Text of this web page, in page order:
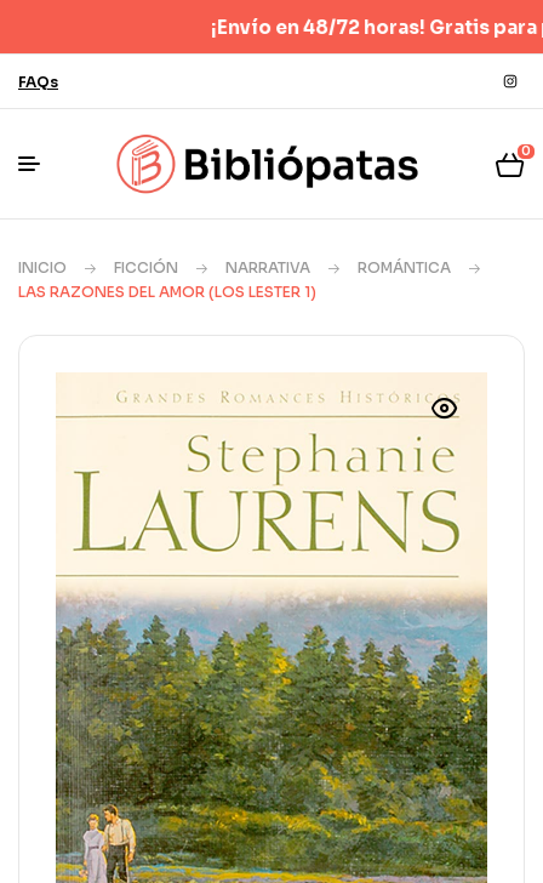
¡Envío en 48/72 horas! Gratis para
FAQs
0
INICIO FICCIÓN NARRATIVA
ROMÁNTICA
LAS RAZONES DEL AMOR (LOS LESTER 1)